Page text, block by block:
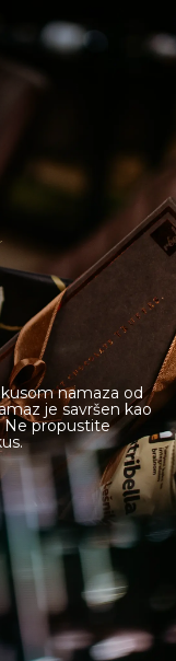
namaza od
je savršen kao
Ne propustite